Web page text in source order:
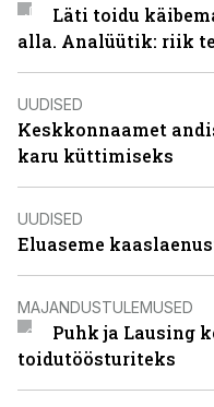
Läti toidu
alla. Analüütik: riik
UUDISED
Keskkonnaamet
karu küttimiseks
UUDISED
Eluaseme
MAJANDUSTULEMUSED
Puhk ja Lausing
toidutöösturiteks